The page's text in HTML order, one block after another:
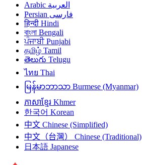
العربية Arabic
فارسی Persian
हिन्दी Hindi
বাংলা Bengali
ਪੰਜਾਬੀ Punjabi
தமிழ் Tamil
తెలుగు Telugu
ไทย Thai
မြန်မာဘာသာ Burmese (Myanmar)
ភាសាខ្មែរ Khmer
한국어 Korean
中文 Chinese (Simplified)
中文（台灣）
Chinese (Traditional)
日本語 Japanese